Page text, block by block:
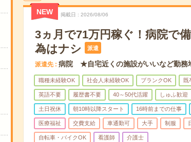
NEW 掲載日 2026/08/06
3ヵ月で71万円稼ぐ！病院で
為はナシ
派遣
派遣先 病院 ★自宅近くの施設がいいなど勤務
職種未経験OK 社会人未経験OK ブランクOK 既
英語不要 履歴書不要 40～50代活躍 しゅふ歓迎
土日祝休 朝10時以降スタート 16時前までの仕事
医療福祉 交費支給 車通勤可 大手 制服
自転車・バイクOK 看護師 介護士